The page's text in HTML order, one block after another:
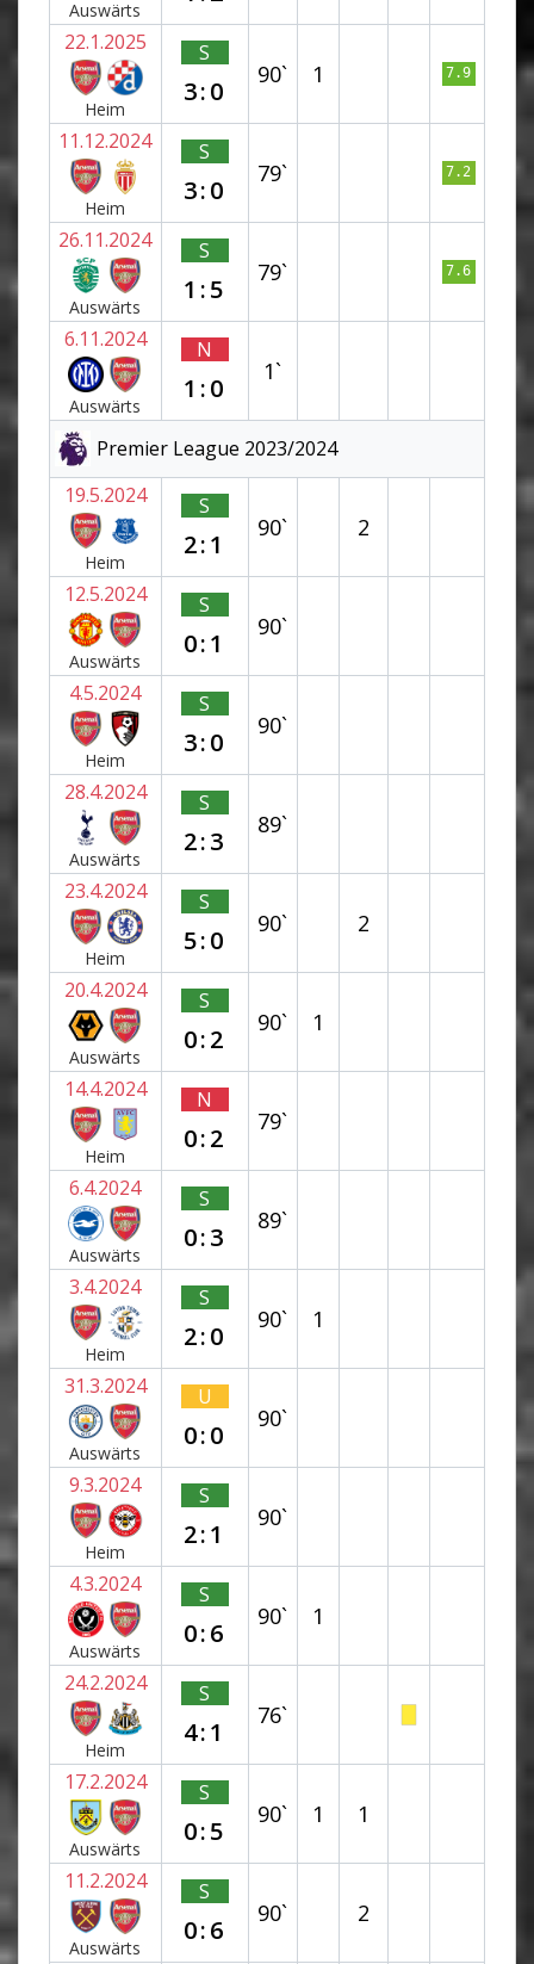
Auswärts
22.1.2025
Heim
S
3:0
90` 1 7.9
11.12.2024
Heim
S
3:0
79` 7.2
26.11.2024
Auswärts
S
1:5
79` 7.6
6.11.2024
Auswärts
N
1:0
1`
Premier League 2023/2024
19.5.2024
Heim
S
2:1
90` 2
12.5.2024
Auswärts
S
0:1
90`
4.5.2024
Heim
S
3:0
90`
28.4.2024
Auswärts
S
2:3
89`
23.4.2024
Heim
S
5:0
90` 2
20.4.2024
Auswärts
S
0:2
90` 1
14.4.2024
Heim
N
0:2
79`
6.4.2024
Auswärts
S
0:3
89`
3.4.2024
Heim
S
2:0
90` 1
31.3.2024
Auswärts
U
0:0
90`
9.3.2024
Heim
S
2:1
90`
4.3.2024
Auswärts
S
0:6
90` 1
24.2.2024
Heim
S
4:1
76`
17.2.2024
Auswärts
S
0:5
90` 1 1
11.2.2024
Auswärts
S
0:6
90` 2